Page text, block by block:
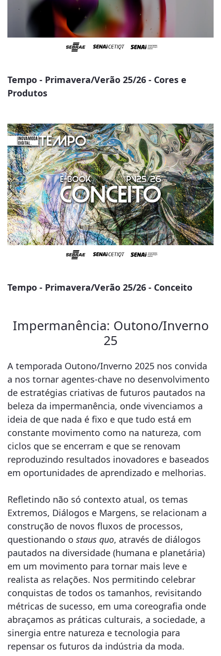
Tempo - Primavera/Verão 25/26 - Cores e
Produtos
Tempo - Primavera/Verão 25/26 - Conceito
Impermanência: Outono/Inverno
25
A temporada Outono/Inverno 2025 nos convida
a nos tornar agentes-chave no desenvolvimento
de estratégias criativas de futuros pautados na
beleza da impermanência, onde vivenciamos a
ideia de que nada é fixo e que tudo está em
constante movimento como na natureza, com
ciclos que se encerram e que se renovam
reproduzindo resultados inovadores e baseados
em oportunidades de aprendizado e melhorias.
Refletindo não só contexto atual, os temas
Extremos, Diálogos e Margens, se relacionam a
construção de novos fluxos de processos,
questionando o staus quo, através de diálogos
pautados na diversidade (humana e planetária)
em um movimento para tornar mais leve e
realista as relações. Nos permitindo celebrar
conquistas de todos os tamanhos, revisitando
métricas de sucesso, em uma coreografia onde
abraçamos as práticas culturais, a sociedade, a
sinergia entre natureza e tecnologia para
repensar os futuros da indústria da moda.